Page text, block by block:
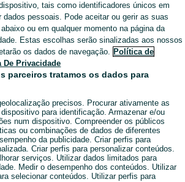
tais como identificadores únicos em
dados pessoais. Pode aceitar ou gerir as suas
ou em qualquer momento na página da
Estas escolhas serão sinalizadas aos nossos
os dados de navegação. Política de
De Privacidade
parceiros tratamos os dados para
precisos. Procurar ativamente as
para identificação. Armazenar e/ou
num dispositivo. Compreender os públicos
ou combinações de dados de diferentes
da publicidade. Criar perfis para
Criar perfis para personalizar conteúdos.
serviços. Utilizar dados limitados para
Medir o desempenho dos conteúdos. Utilizar
selecionar conteúdos. Utilizar perfis para